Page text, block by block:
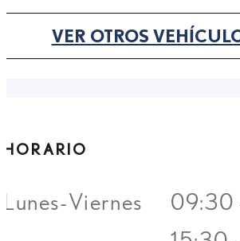
VER OTROS
(OPENS
HORARIO
Lunes-Viernes
09:30